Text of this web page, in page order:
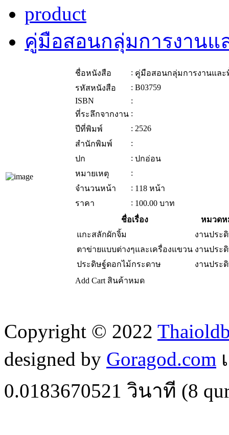
product
คู่มือสอนกลุ่มการงานแ
ชื่อหนังสือ : คู่มือสอนกลุ่มการงานแล
รหัสหนังสือ
: B03759
ISBN
:
ที่ระลึกจากงาน :
ปีที่พิมพ์
: 2526
สำนักพิมพ์
:
ปก
: ปกอ่อน
หมายเหตุ
:
จำนวนหน้า
: 118 หน้า
ราคา
: 100.00 บาท
ชื่อเรื่อง
หมวดห
แกะสลักผักจิ้ม
งานประ
ตาข่ายแบบต่างๆและเครื่องแขวน งานประ
ประดิษฐ์ดอกไม้กระดาษ
งานประ
Add Cart สินค้าหมด
Copyright © 2022
designed by Goragod.com
0.0183670521 วินาที (8